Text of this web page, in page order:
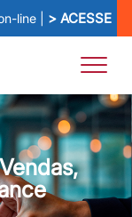
line | > ACESSE